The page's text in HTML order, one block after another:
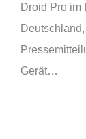
Droid Pro im
Gerät…